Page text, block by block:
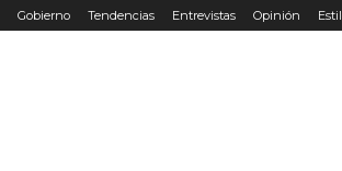
Gobierno Tendencias Entrevistas Opinión